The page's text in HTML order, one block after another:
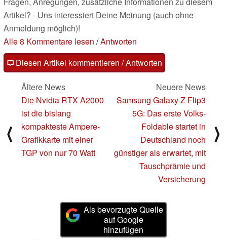
Artikel? - Uns interessiert Deine Meinung (auch ohne
Anmeldung möglich)!
Alle 8 Kommentare lesen /Antworten
Diesen Artikel kommentieren / Antworten
⟨
Ältere News
Die Nvidia RTX A2000
ist die bislang
kompakteste Ampere-
Grafikkarte mit einer
TGP von nur 70 Watt
Neuere News
Samsung Galaxy Z Flip3
5G: Das erste Volks-
Foldable startet in
Deutschland noch
günstiger als erwartet, mit
Tauschprämie und
Versicherung
⟩
Als bevorzugte Quelle
auf Google
hinzufügen